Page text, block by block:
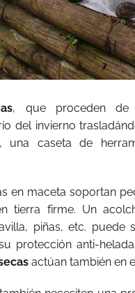
, que proceden de
del invierno
una caseta de
en maceta soportan
tierra firme. Un
piñas, etc. puede
protección anti-
actúan también en